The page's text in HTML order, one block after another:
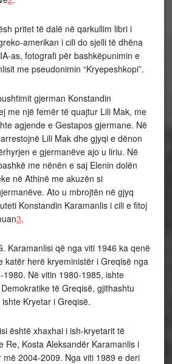
të dalë në qarkullim libri i
amerikan i cili do sjelli të dhëna
as, fotografi për bashkëpunimin e
me pseudonimin “Kryepeshkopi”.
gjerman Konstandin
me një femër të quajtur Lili Mak, me
agjende e Gestapos gjermane. Në
Lili Mak dhe gjyqi e dënon
e gjermanëve ajo u liriu. Në
me nënën e saj Elenin dolën
në Athinë me akuzën si
Ato u mbrojtën në gjyq
Konstandin Karamanlis i cili e fitoj
3.
që nga viti 1946 ka qenë
katër herë kryeministër i Greqisë nga
Në vitin 1980-1985, ishte
të Greqisë, gjithashtu
Kryetar i Greqisë.
është xhaxhai i ish-kryetarit të
Re, Kosta Aleksandër Karamanlis i
më 2004-2009. Nga viti 1989 e deri